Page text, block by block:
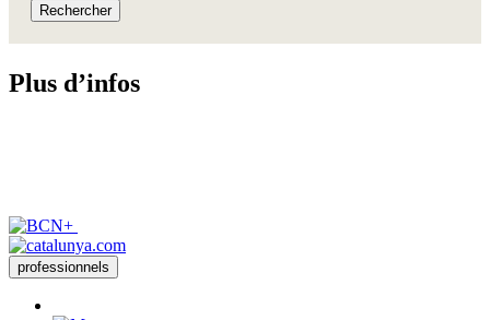
Rechercher
Plus d’infos
professionnels